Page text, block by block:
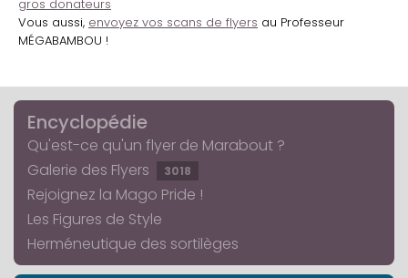
gros donateurs
Vous aussi, envoyez vos scans de flyers au Professeur
MÉGABAMBOU !
Encyclopédie
Qu'est-ce qu'un flyer de Marabout ?
Galerie des Flyers
3018
Rejoignez la Mago Pride !
Les Figures de Style
Herméneutique des sortilèges